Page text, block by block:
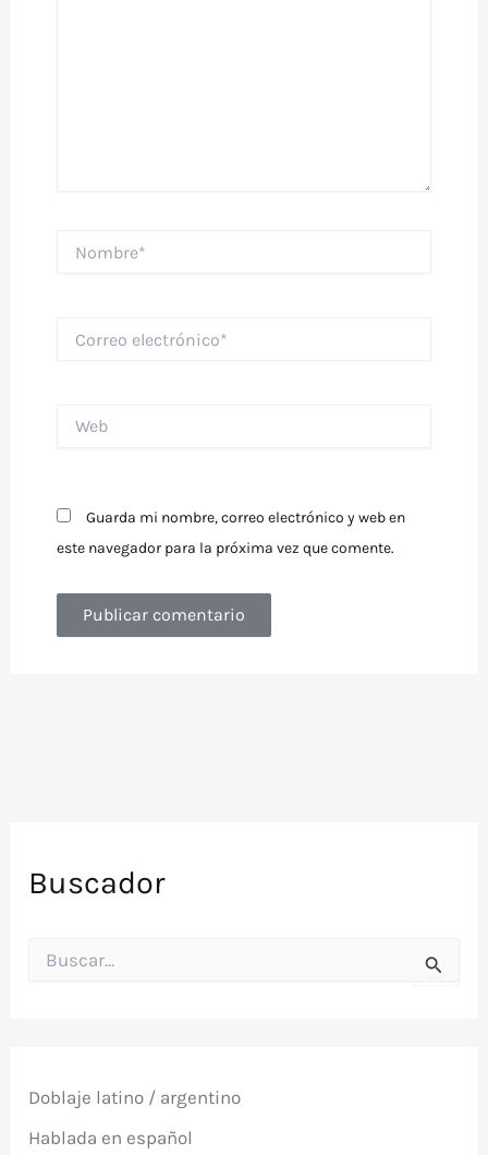
electrónico*
Guarda mi nombre, correo electrónico y web en
este navegador para la próxima vez que comente.
Buscador
o
:
Doblaje latino / argentino
Hablada en español